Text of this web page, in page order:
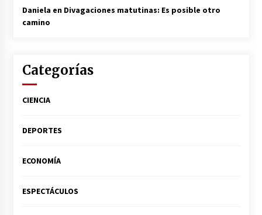
Daniela en Divagaciones matutinas: Es posible otro
camino
Categorías
CIENCIA
DEPORTES
ECONOMÍA
ESPECTÁCULOS